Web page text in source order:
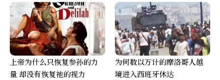
上帝为什么只恢复参孙的力
量 却没有恢复祂的视力
为何数以万计的摩洛哥人越
境进入西班牙休达